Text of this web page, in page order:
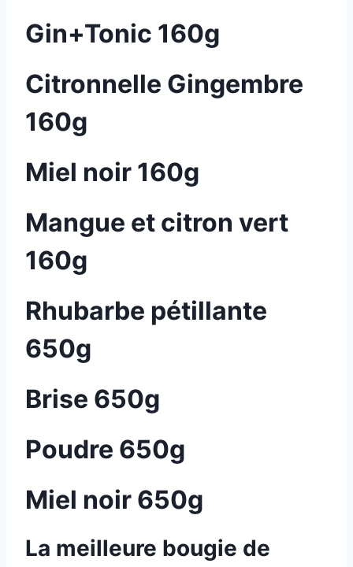
Gin+Tonic 160g
Citronnelle Gingembre
160g
Miel noir 160g
Mangue et citron vert
160g
Rhubarbe pétillante
650g
Brise 650g
Poudre 650g
Miel noir 650g
La meilleure bougie de